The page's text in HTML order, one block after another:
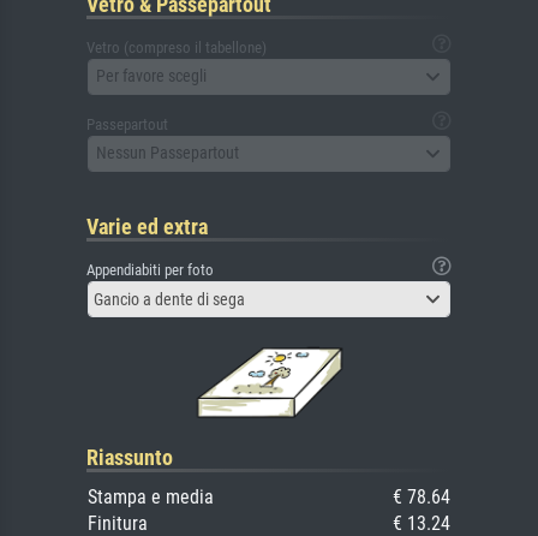
Vetro (compreso il tabellone)
Per favore scegli
Passepartout
Nessun Passepartout
Varie ed extra
Appendiabiti per foto
Gancio a dente di sega
Riassunto
Stampa e media
€ 78.64
Finitura
€ 13.24